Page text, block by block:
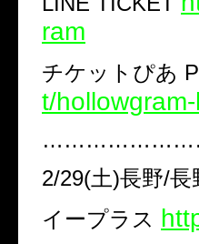
ram
チケットぴあ
t/
2/29(土)長野/長
イープラス